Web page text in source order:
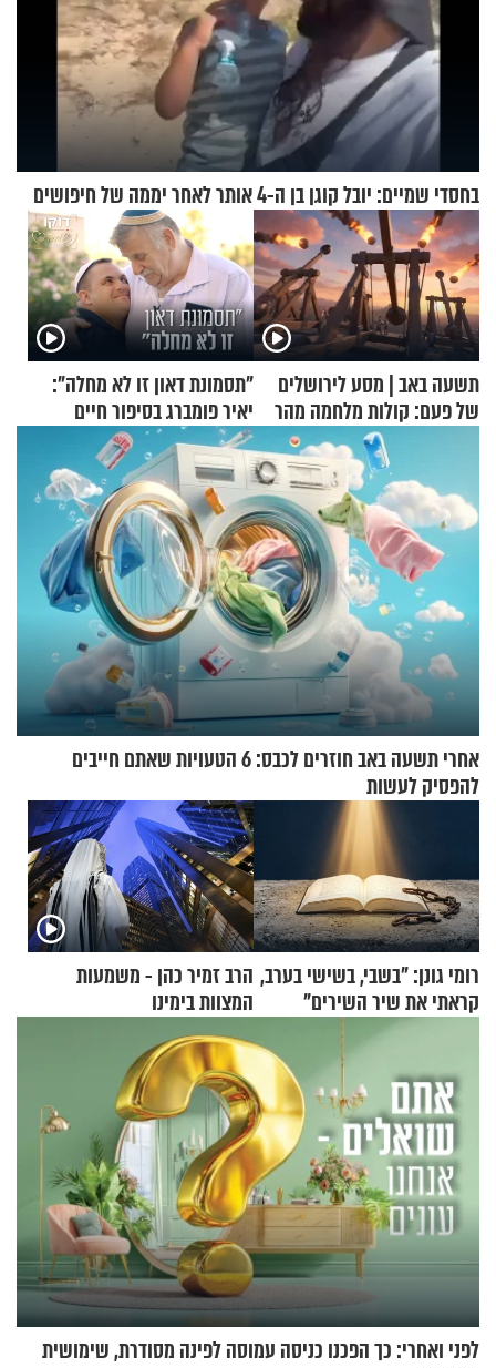
בחסדי שמיים: יובל קוגן בן ה-4 אותר לאחר יממה של חיפושים
תשעה באב | מסע לירושלים
של פעם: קולות מלחמה מהר
"תסמונת דאון זו לא מחלה":
יאיר פומברג בסיפור חיים
מעורר השראה
אחרי תשעה באב חוזרים לכבס: 6 הטעויות שאתם חייבים
להפסיק לעשות
רומי גונן: "בשבי, בשישי בערב,
קראתי את שיר השירים"
הרב זמיר כהן - משמעות
המצוות בימינו
לפני ואחרי: כך הפכנו כניסה עמוסה לפינה מסודרת, שימושית